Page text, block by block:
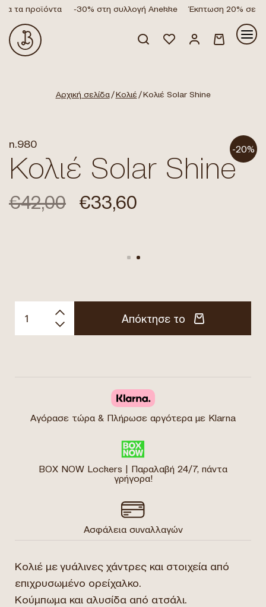
τα προϊόντα -30% στη συλλογή Anekke Έκπτωση 20% σε
Αρχική σελίδα/Κολιέ / Κολιέ Solar Shine
-20%
n.980
Κολιέ Solar Shine
€42,00 €33,60
Απόκτησε το
Αγόρασε τώρα & Πλήρωσε αργότερα με Klarna
BOX NOW Lockers | Παραλαβή 24/7, πάντα
γρήγορα!
Ασφάλεια συναλλαγών
Κολιέ με γυάλινες χάντρες και στοιχεία από
επιχρυσωμένο ορείχαλκο.
Κούμπωμα και αλυσίδα από ατσάλι.